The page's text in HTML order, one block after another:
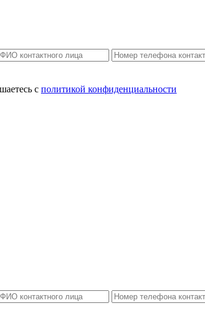
c политикой конфиденциальности